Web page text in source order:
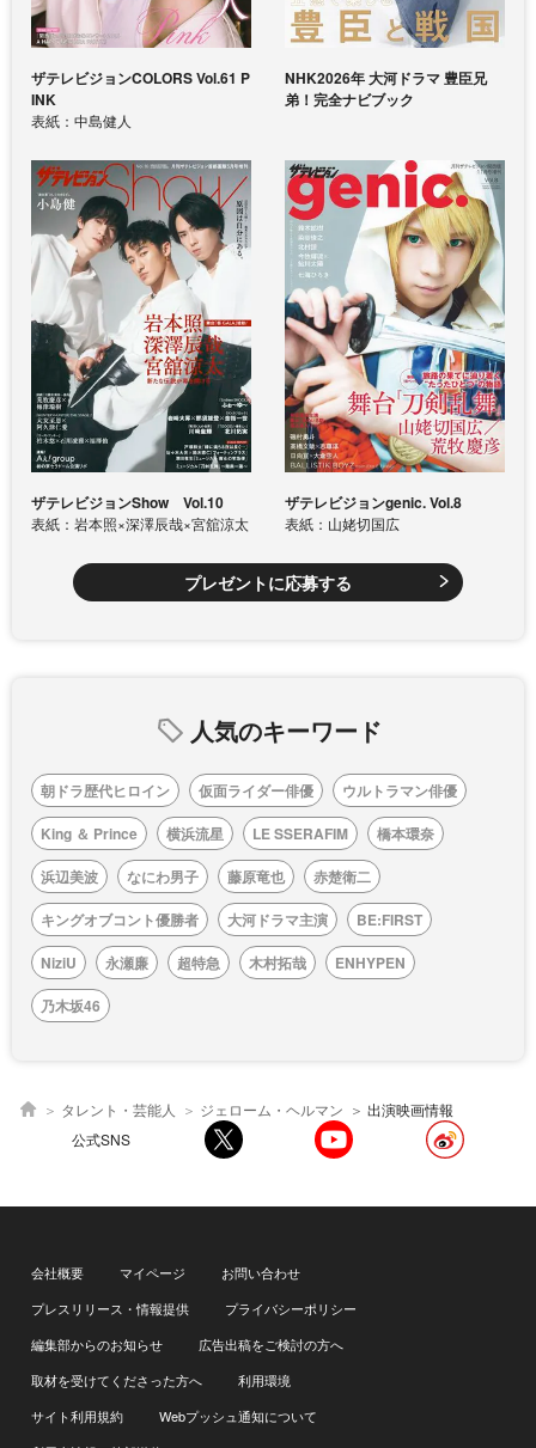
ザテレビジョンCOLORS Vol.61 P
INK
表紙：中島健人
NHK2026年 大河ドラマ 豊臣兄
弟！完全ナビブック
ザテレビジョンShow Vol.10
表紙：岩本照×深澤辰哉×宮舘涼太
ザテレビジョンgenic. Vol.8
表紙：山姥切国広
プレゼントに応募する
人気のキーワード
朝ドラ歴代ヒロイン 仮面ライダー俳優
ウルトラマン俳優
King ＆ Prince
横浜流星 LE SSERAFIM
橋本環奈
浜辺美波
なにわ男子 藤原竜也
赤楚衛二
キングオブコント優勝者
大河ドラマ主演
BE:FIRST
NiziU
永瀬廉 超特急 木村拓哉
ENHYPEN
乃木坂46
タレント・芸能人 ジェローム・ヘルマン
出演映画情報
公式SNS
会社概要 マイページ
お問い合わせ
プレスリリース・情報提供
プライバシーポリシー
編集部からのお知らせ
広告出稿をご検討の方へ
取材を受けてくださった方へ
利用環境
サイト利用規約
Webプッシュ通知について